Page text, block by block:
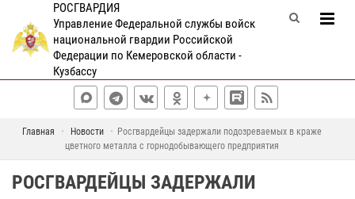
РОСГВАРДИЯ
Управление Федеральной службы войск
национальной гвардии Российской
Федерации по Кемеровской области -
Кузбассу
Главная Новости
Росгвардейцы задержали подозреваемых в краже
цветного металла с горнодобывающего предприятия
РОСГВАРДЕЙЦЫ ЗАДЕРЖАЛИ